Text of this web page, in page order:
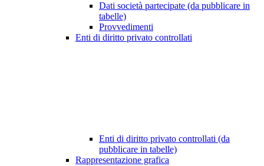
Dati società partecipate (da pubblicare in
tabelle)
Provvedimenti
Enti di diritto privato controllati
Enti di diritto privato controllati (da
pubblicare in tabelle)
Rappresentazione grafica